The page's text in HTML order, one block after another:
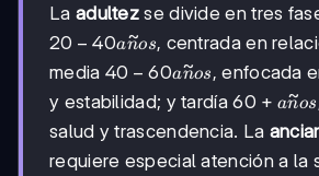
La adultez se divide en tres
20-
40
años
20 − 40an
~os, centrada en
media 40-
60
años
40 − 60an
~os, enfocada
y estabilidad; y tardía60+
años
60 + an
~os
salud y trascendencia. La
requiere especial atención a la